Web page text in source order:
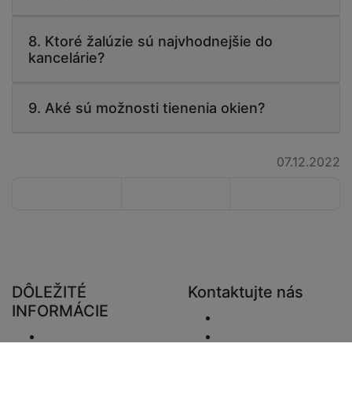
8. Ktoré žalúzie sú najvhodnejšie do
kancelárie?
9. Aké sú možnosti tienenia okien?
07.12.2022
DÔLEŽITÉ
INFORMÁCIE
Kontaktujte nás